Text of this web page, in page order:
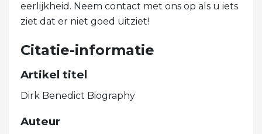
eerlijkheid. Neem contact met ons op als u iets
ziet dat er niet goed uitziet!
Citatie-informatie
Artikel titel
Dirk Benedict Biography
Auteur